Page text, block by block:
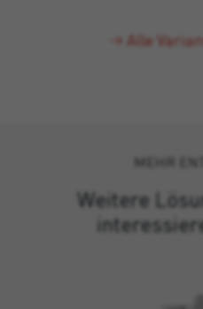
Alle
MEHR
Weitere